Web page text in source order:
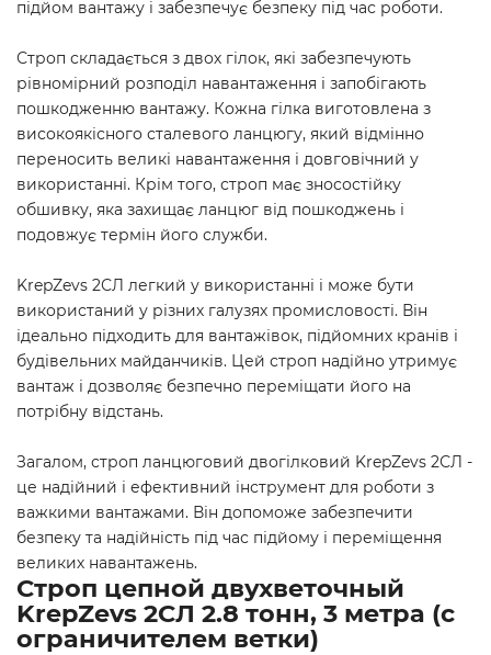
підйом вантажу і забезпечує безпеку під час роботи.
Строп складається з двох гілок, які забезпечують
рівномірний розподіл навантаження і запобігають
пошкодженню вантажу. Кожна гілка виготовлена з
високоякісного сталевого ланцюгу, який відмінно
переносить великі навантаження і довговічний у
використанні. Крім того, строп має зносостійку
обшивку, яка захищає ланцюг від пошкоджень і
подовжує термін його служби.
KrepZevs 2СЛ легкий у використанні і може бути
використаний у різних галузях промисловості. Він
ідеально підходить для вантажівок, підйомних кранів і
будівельних майданчиків. Цей строп надійно утримує
вантаж і дозволяє безпечно переміщати його на
потрібну відстань.
Загалом, строп ланцюговий двогілковий KrepZevs 2СЛ -
це надійний і ефективний інструмент для роботи з
важкими вантажами. Він допоможе забезпечити
безпеку та надійність під час підйому і переміщення
великих навантажень.
Строп цепной двухветочный
KrepZevs 2СЛ 2.8 тонн, 3 метра (с
ограничителем ветки)